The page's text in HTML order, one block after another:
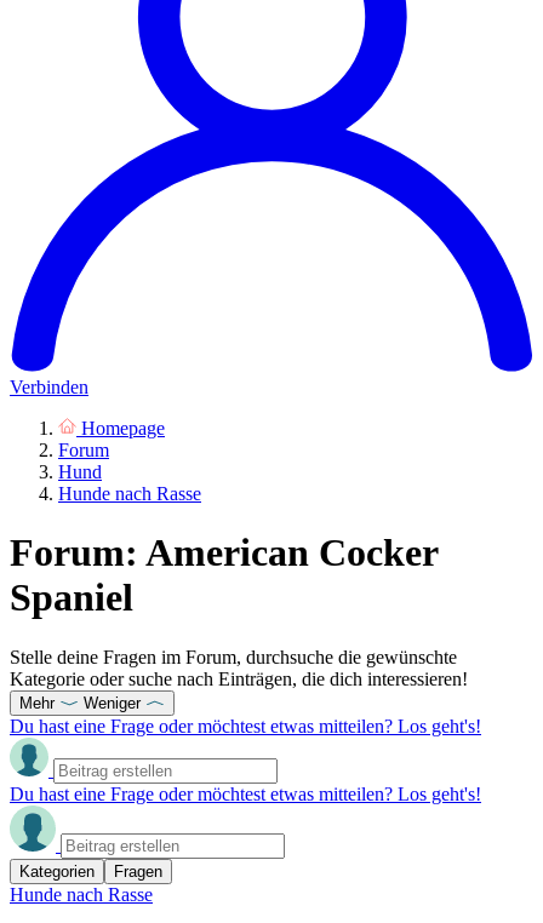
Verbinden
Homepage
Forum
Hund
Hunde nach Rasse
Forum: American Cocker
Spaniel
Stelle deine Fragen im Forum, durchsuche die gewünschte
Kategorie oder suche nach Einträgen, die dich interessieren!
Mehr Weniger
Du hast eine Frage oder möchtest etwas mitteilen? Los geht's!
Du hast eine Frage oder möchtest etwas mitteilen? Los geht's!
Kategorien Fragen
Hunde nach Rasse